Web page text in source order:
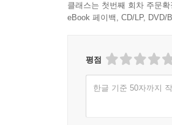
클래스는 첫번째 회차 주문
eBook 페이백, CD/LP,
평점
한글 기준 50자까지